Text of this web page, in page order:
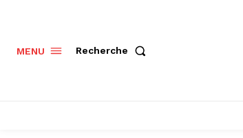
MENU Recherche